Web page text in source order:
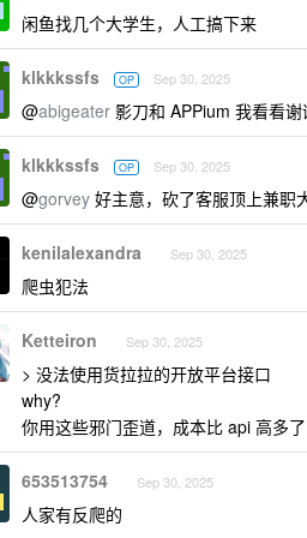
闲鱼找几个大学生，人工搞下来
klkkkssfs OP Sep 30, 2025
@abigeater 影刀和 APPium 我看看谢
klkkkssfs OP Sep 30, 2025
@gorvey 好主意，砍了客服顶上兼职
kenilalexandra Sep 30, 2025
爬虫犯法
Ketteiron Sep 30, 2025
> 没法使用货拉拉的开放平台接口
why?
你用这些邪门歪道，成本比 api 高多了
653513754 Sep 30, 2025
人家有反爬的